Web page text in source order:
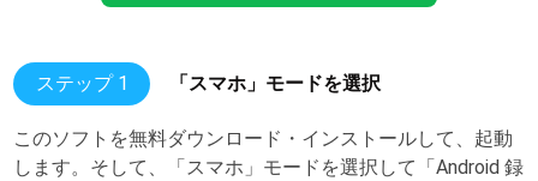
ステップ 1 「スマホ」モードを選択
このソフトを無料ダウンロード・インストールして、起動
します。そして、「スマホ」モードを選択して「Android 録